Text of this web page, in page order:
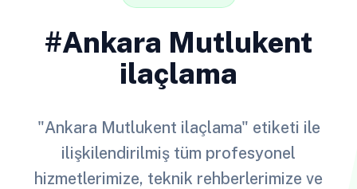
#Ankara Mutlukent
ilaçlama
"Ankara Mutlukent ilaçlama" etiketi ile
ilişkilendirilmiş tüm profesyonel
hizmetlerimize, teknik rehberlerimize ve